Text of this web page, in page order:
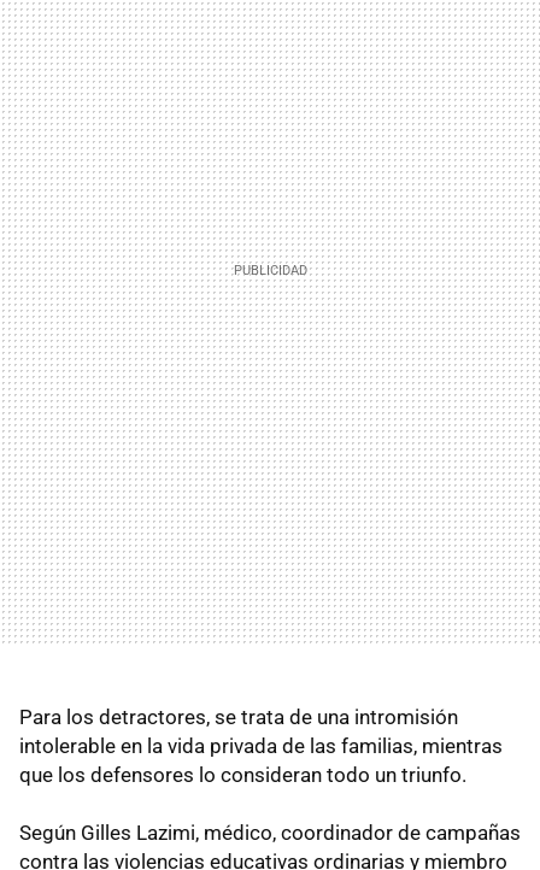
Para los detractores, se trata de una intromisión
intolerable en la vida privada de las familias, mientras
que los defensores lo consideran todo un triunfo.
Según Gilles Lazimi, médico, coordinador de campañas
contra las violencias educativas ordinarias y miembro